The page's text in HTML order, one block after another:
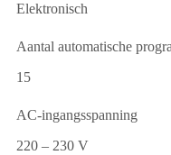
Elektronisch
Aantal automatische
15
AC-ingangsspanning
220 – 230 V